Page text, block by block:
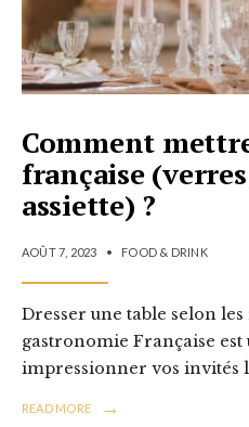
Comment
française
assiette) ?
AOÛT 7, 2023 • FOOD & DRINK
Dresser une table selon
gastronomie Française
impressionner vos invités
READ MORE →